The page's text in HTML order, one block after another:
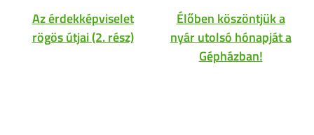
Az érdekképviselet
rögös útjai (2. rész)
Élőben köszöntjük a
nyár utolsó hónapját a
Gépházban!